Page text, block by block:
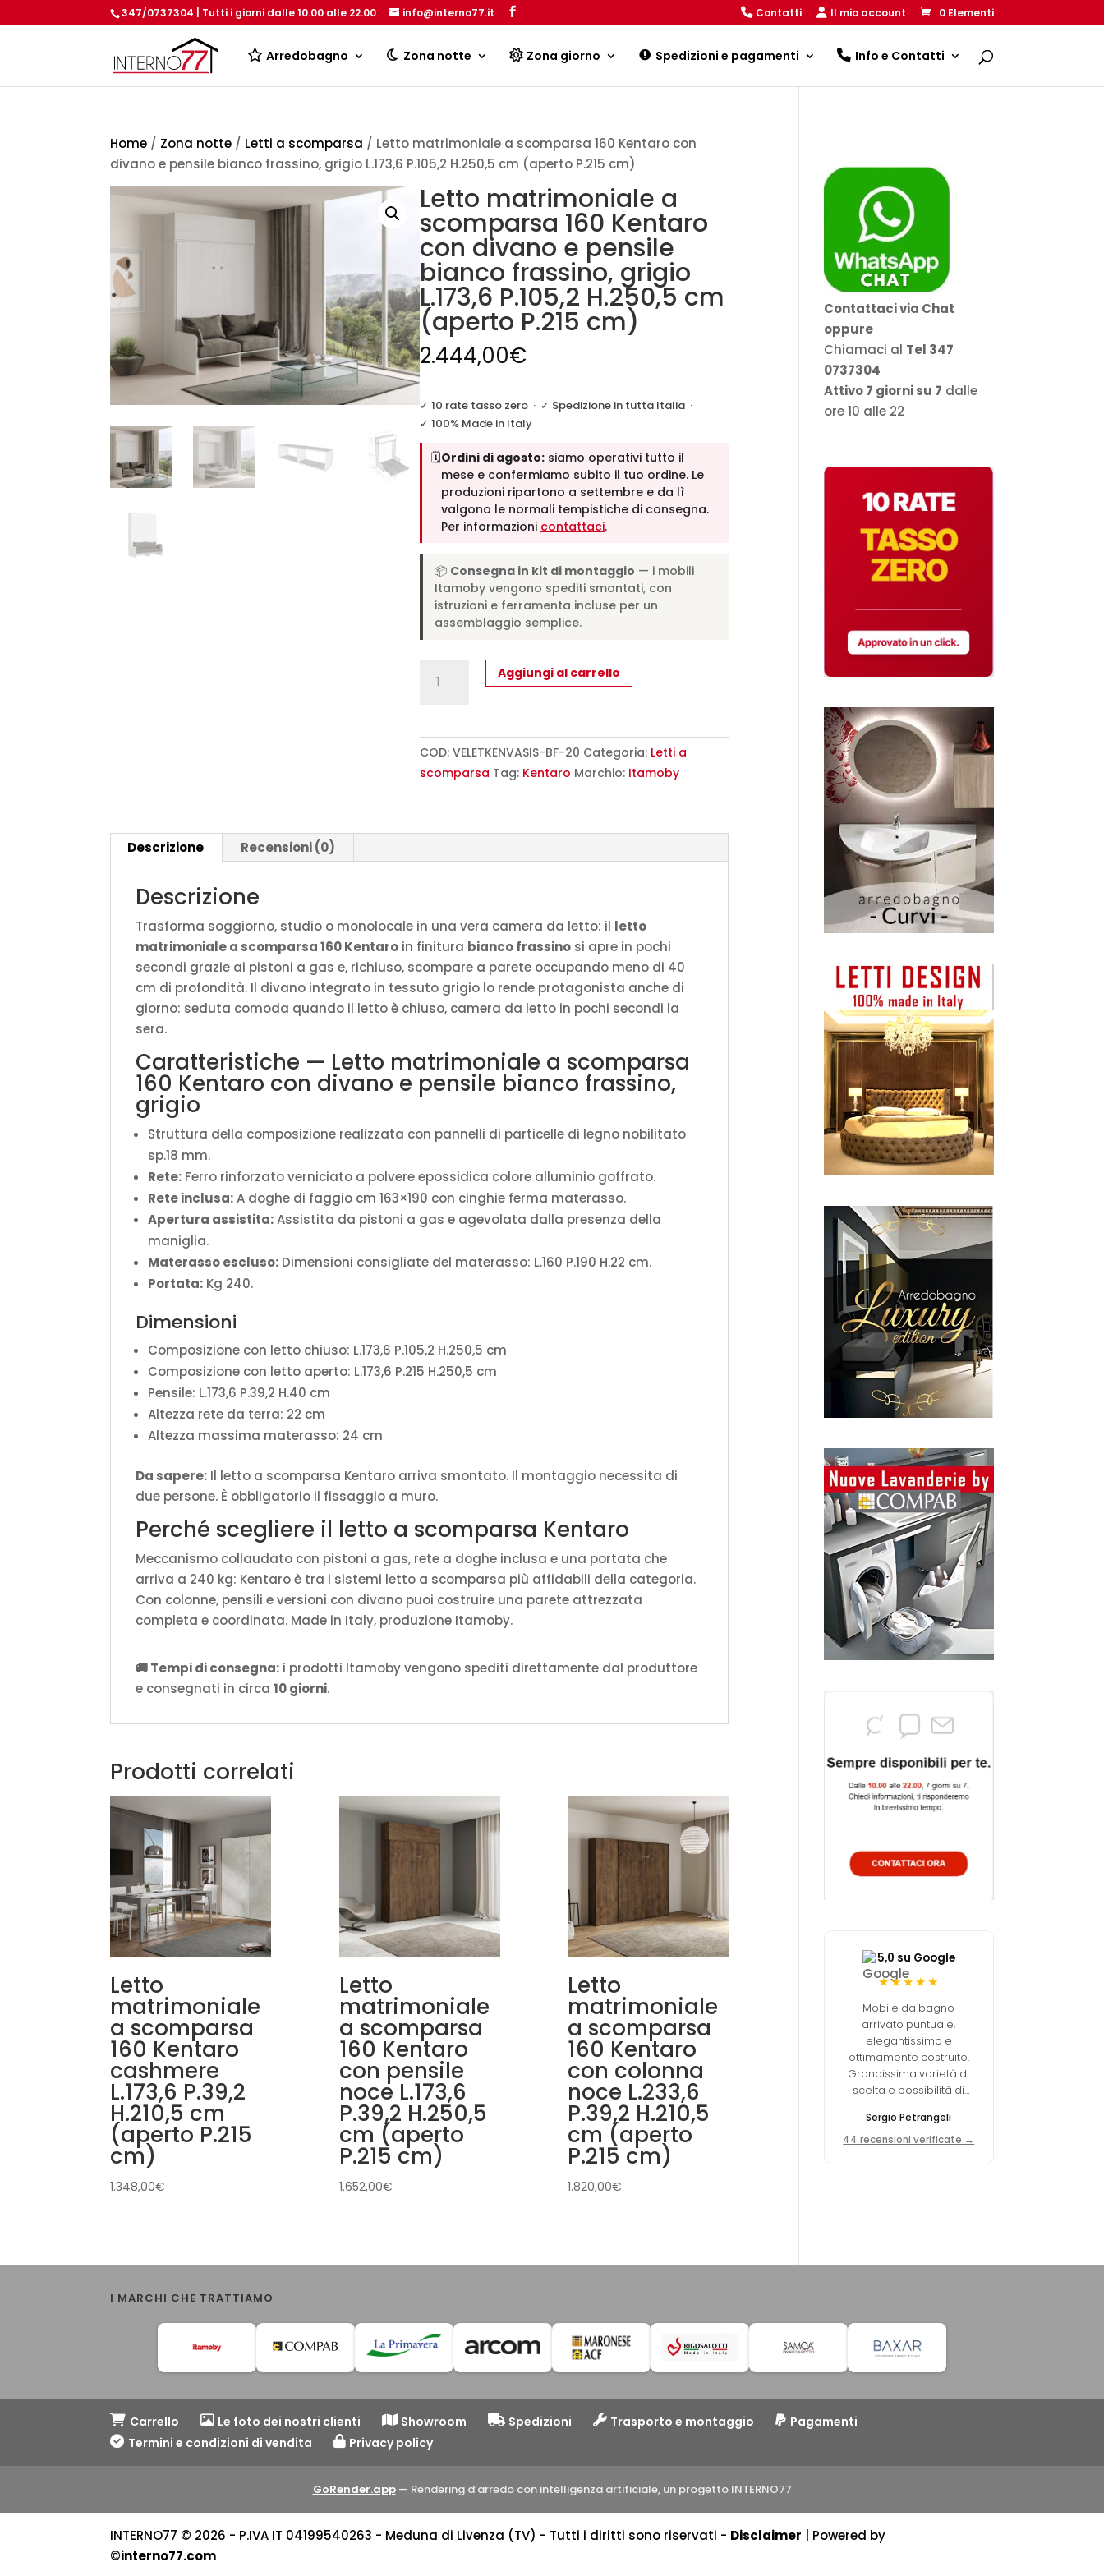
347/0737304 | Tutti i giorni dalle 10.00 alle 22.00 info@interno77.it Contatti Il mio account 0 Elementi
Arredobagno Zona notte Zona giorno Spedizioni e pagamenti Info e Contatti
Products
Home / Zona notte / Letti a scomparsa / Letto matrimoniale a scomparsa 160 Kentaro con
divano e pensile bianco frassino, grigio L.173,6 P.105,2 H.250,5 cm (aperto P.215 cm)
Letto matrimoniale a
scomparsa 160 Kentaro
con divano e pensile
bianco frassino, grigio
L.173,6 P.105,2 H.250,5 cm
(aperto P.215 cm)
2.444,00€
✓ 10 rate tasso zero· ✓ Spedizione in tutta Italia·
✓ 100% Made in Italy
🗓️Ordini di agosto:siamo operativi tutto il
mese e confermiamo subito il tuo ordine. Le
produzioni ripartono a settembre e da lì
valgono le normali tempistiche di consegna.
Per informazioni contattaci.
📦 Consegna in kit di montaggio — i mobili
Itamoby vengono spediti smontati, con
istruzioni e ferramenta incluse per un
assemblaggio semplice.
matrimoniale
160
Kentaro
e
L.173,6
P.105,2
H.250,5
cm
(aperto
cm)
quantità
Aggiungi al carrello
COD: VELETKENVASIS-BF-20 Categoria: Letti a
scomparsa Tag: Kentaro Marchio: Itamoby
Descrizione Recensioni (0)
Descrizione
Trasforma soggiorno, studio o monolocale in una vera camera da letto: il letto
matrimoniale a scomparsa 160 Kentaro in finitura bianco frassino si apre in pochi
secondi grazie ai pistoni a gas e, richiuso, scompare a parete occupando meno di 40
cm di profondità. Il divano integrato in tessuto grigio lo rende protagonista anche di
giorno: seduta comoda quando il letto è chiuso, camera da letto in pochi secondi la
sera.
Caratteristiche — Letto matrimoniale a scomparsa
160 Kentaro con divano e pensile bianco frassino,
grigio
Struttura della composizione realizzata con pannelli di particelle di legno nobilitato
sp.18 mm.
Rete: Ferro rinforzato verniciato a polvere epossidica colore alluminio goffrato.
Rete inclusa:A doghe di faggio cm 163×190 con cinghie ferma materasso.
Apertura assistita:Assistita da pistoni a gas e agevolata dalla presenza della
maniglia.
Materasso escluso: Dimensioni consigliate del materasso: L.160 P.190 H.22 cm.
Portata: Kg 240.
Dimensioni
Composizione con letto chiuso: L.173,6 P.105,2 H.250,5 cm
Composizione con letto aperto: L.173,6 P.215 H.250,5 cm
Pensile: L.173,6 P.39,2 H.40 cm
Altezza rete da terra: 22 cm
Altezza massima materasso: 24 cm
Da sapere: Il letto a scomparsa Kentaro arriva smontato. Il montaggio necessita di
due persone. È obbligatorio il fissaggio a muro.
Perché scegliere il letto a scomparsa Kentaro
Meccanismo collaudato con pistoni a gas, rete a doghe inclusa e una portata che
arriva a 240 kg: Kentaro è tra i sistemi letto a scomparsa più affidabili della categoria.
Con colonne, pensili e versioni con divano puoi costruire una parete attrezzata
completa e coordinata. Made in Italy, produzione Itamoby.
🚚 Tempi di consegna: i prodotti Itamoby vengono spediti direttamente dal produttore
e consegnati in circa10 giorni.
Prodotti correlati
Letto
matrimoniale
a scomparsa
160 Kentaro
cashmere
L.173,6 P.39,2
H.210,5 cm
(aperto P.215
cm)
1.348,00€
Letto
matrimoniale
a scomparsa
160 Kentaro
con pensile
noce L.173,6
P.39,2 H.250,5
cm (aperto
P.215 cm)
1.652,00€
Letto
matrimoniale
a scomparsa
160 Kentaro
con colonna
noce L.233,6
P.39,2 H.210,5
cm (aperto
P.215 cm)
1.820,00€
Contattaci via Chat
oppure
Chiamaci al Tel 347
0737304
Attivo 7 giorni su 7 dalle
ore 10 alle 22
5,0 su Google
★★★★★
Mobile da bagno
arrivato puntuale,
elegantissimo e
ottimamente costruito.
Grandissima varietà di
scelta e possibilità di
dei materiali è
decisamente elevata.
Sergio Petrangeli
44 recensioni verificate →
I MARCHI CHE TRATTIAMO
Carrello Le foto dei nostri clienti Showroom Spedizioni Trasporto e montaggio
Pagamenti
Termini e condizioni di vendita
Privacy policy
GoRender.app— Rendering d’arredo con intelligenza artificiale, un progetto INTERNO77
INTERNO77 © 2026 - P.IVA IT 04199540263 - Meduna di Livenza (TV) - Tutti i diritti sono riservati - Disclaimer | Powered by
©interno77.com